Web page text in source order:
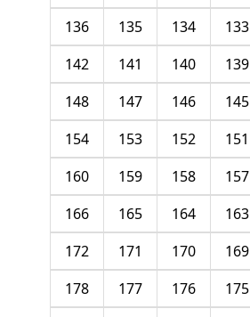
133
134
135
136
139
140
141
142
145
146
147
148
151
152
153
154
157
158
159
160
163
164
165
166
169
170
171
172
175
176
177
178